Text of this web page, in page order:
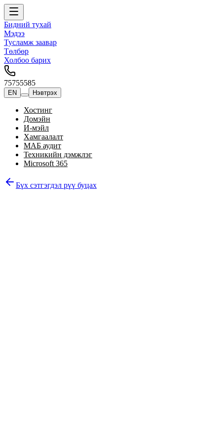
Бидний тухай
Мэдээ
Тусламж заавар
Төлбөр
Холбоо барих
75755585
EN Нэвтрэх
Хостинг
Домэйн
И-мэйл
Хамгаалалт
МАБ аудит
Техникийн дэмжлэг
Microsoft 365
Бүх сэтгэгдэл рүү буцах